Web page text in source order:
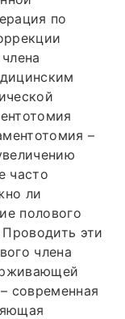
по
–
часто
ли
полового
эти
члена
современная